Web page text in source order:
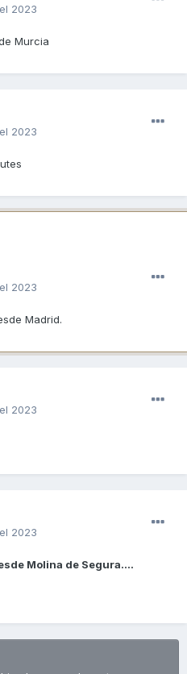
2023
Murcia
2023
2023
Madrid.
2023
2023
Molina de Segura....